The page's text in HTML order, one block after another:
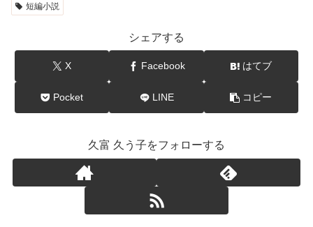
短編小説
シェアする
X Facebook はてブ
Pocket LINE コピー
久富 久う子をフォローする